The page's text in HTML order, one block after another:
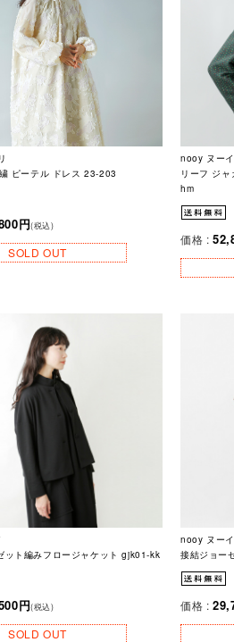
ピーテル ドレス 23-203
円(税込)
SOLD OUT
nooy ヌーイ
リーフ ジ
hm
価格 :
ット編みフロージャケット gjk01-kk
円(税込)
SOLD OUT
nooy ヌーイ
接結ジョー
価格 :